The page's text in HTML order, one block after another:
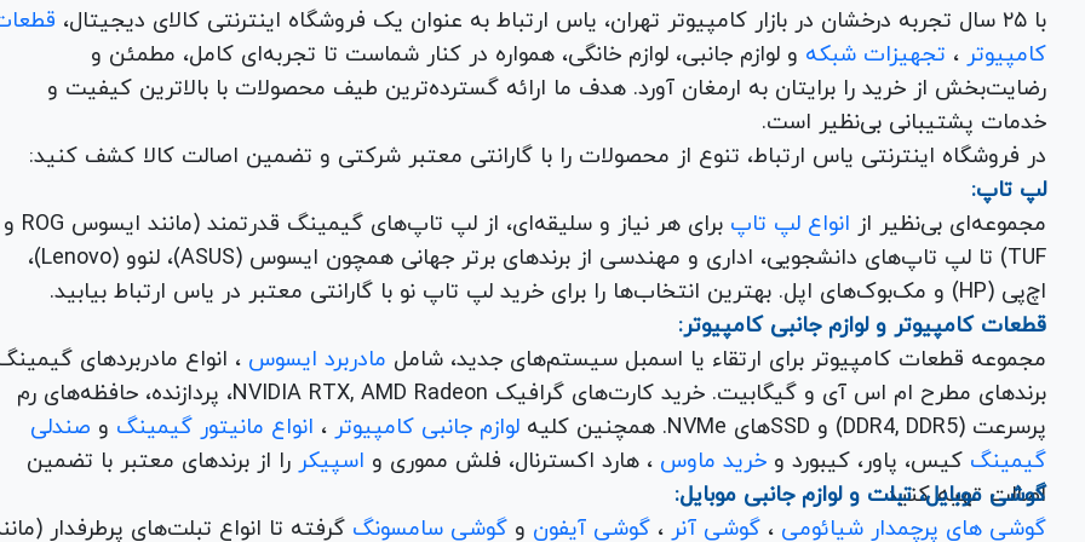
با ۲۵ سال تجربه درخشان در بازار کامپیوتر تهران، یاس ارتباط به عنوان یک فروشگاه اینترنتی کالای دیجیتال،
کامپیوتر ، تجهیزات شبکه
و لوازم جانبی، لوازم خانگی، همواره در کنار شماست تا تجربه‌ای کامل، مطمئن و
رضایت‌بخش از خرید را برایتان به ارمغان آورد. هدف ما ارائه گسترده‌ترین طیف محصولات با بالاترین کیفیت و
خدمات پشتیبانی بی‌نظیر است.
در فروشگاه اینترنتی یاس ارتباط، تنوع از محصولات را با گارانتی معتبر شرکتی و تضمین اصالت کالا کشف کنید:
لپ تاپ:
مجموعه‌ای بی‌نظیر از انواع لپ تاپ
برای هر نیاز و سلیقه‌ای، از لپ تاپ‌های گیمینگ قدرتمند (مانند ایسوس ROG و
TUF) تا لپ تاپ‌های دانشجویی، اداری و مهندسی از برندهای برتر جهانی همچون ایسوس (ASUS)، لنوو (Lenovo)،
اچ‌پی (HP) و مک‌بوک‌های اپل. بهترین انتخاب‌ها را برای خرید لپ تاپ نو با گارانتی معتبر در یاس ارتباط بیابید.
قطعات کامپیوتر و لوازم جانبی کامپیوتر:
مجموعه قطعات کامپیوتر برای ارتقاء یا اسمبل سیستم‌های جدید، شامل مادربرد ایسوس ، انواع مادربردهای
برندهای مطرح ام اس آی و گیگابیت. خرید کارت‌های گرافیک NVIDIA RTX, AMD Radeon، پردازنده‌، حافظه‌های رم
پرسرعت (DDR4, DDR5) و SSDهای NVMe. همچنین کلیه
لوازم جانبی کامپیوتر ، انواع مانیتور گیمینگ
صندلی
گیمینگ کیس، پاور، کیبورد و خرید ماوس ، هارد اکسترنال، فلش مموری و اسپیکر را از برندهای معتبر با تضمین
اصالت تهیه کنید.
گوشی موبایل، تبلت و لوازم جانبی موبایل:
گوشی های پرچمدار شیائومی ، گوشی آنر ، گوشی آیفون گوشی سامسونگ گرفته تا انواع تبلت‌های پرطرفدار